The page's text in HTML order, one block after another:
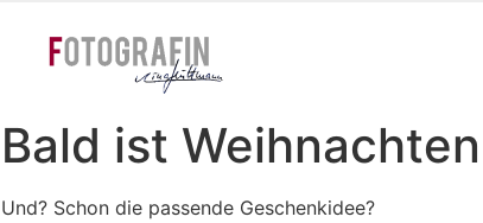
Bald ist
Und? Schon die passende Geschenkidee?